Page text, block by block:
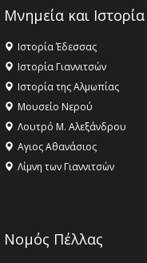
Μνημεία και Ιστορία
Ιστορία Έδεσσας
Ιστορία Γιαννιτσών
Ιστορία της Αλμωπίας
Μουσείο Νερού
Λουτρό Μ. Αλεξάνδρου
Αγιος Αθανάσιος
Λίμνη των Γιαννιτσών
Νομός Πέλλας